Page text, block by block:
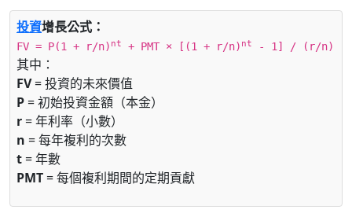
投資增長公式：
FV = P(1 + r/n) nt + PMT × [(1 + r/n) nt - 1] / (r/n)
其中：
FV= 投資的未來價值
P= 初始投資金額（本金）
r= 年利率（小數）
n = 每年複利的次數
t= 年數
PMT= 每個複利期間的定期貢獻